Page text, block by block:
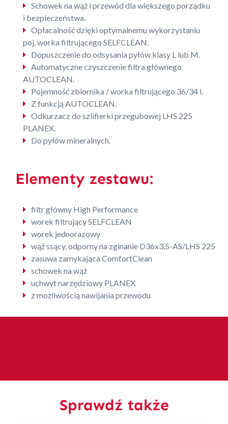
Schowek na wąż i przewód dla większego porządku
i bezpieczeństwa.
Opłacalność dzięki optymalnemu wykorzystaniu
poj. worka filtrującego SELFCLEAN.
Dopuszczenie do odsysania pyłów klasy L lub M.
Automatyczne czyszczenie filtra głównego
AUTOCLEAN.
Pojemność zbiornika / worka filtrującego 36/34 l.
Z funkcją AUTOCLEAN.
Odkurzacz do szlifierki przegubowej LHS 225
PLANEX.
Do pyłów mineralnych.
Elementy zestawu:
filtr główny High Performance
worek filtrujący SELFCLEAN
worek jednorazowy
wąż ssący, odporny na zginanie D36x3,5-AS/LHS 225
zasuwa zamykająca ComfortClean
schowek na wąż
uchwyt narzędziowy PLANEX
z możliwością nawijania przewodu
Sprawdź także